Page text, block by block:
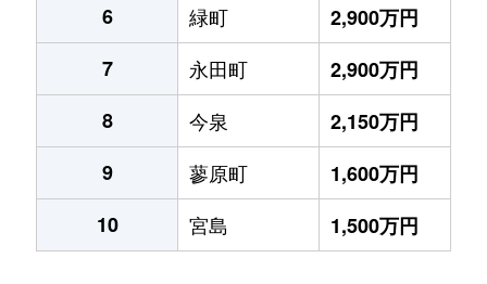
6
緑町
2,900万円
7
永田町
2,900万円
8
今泉
2,150万円
9
蓼原町
1,600万円
10
宮島 1,500万円